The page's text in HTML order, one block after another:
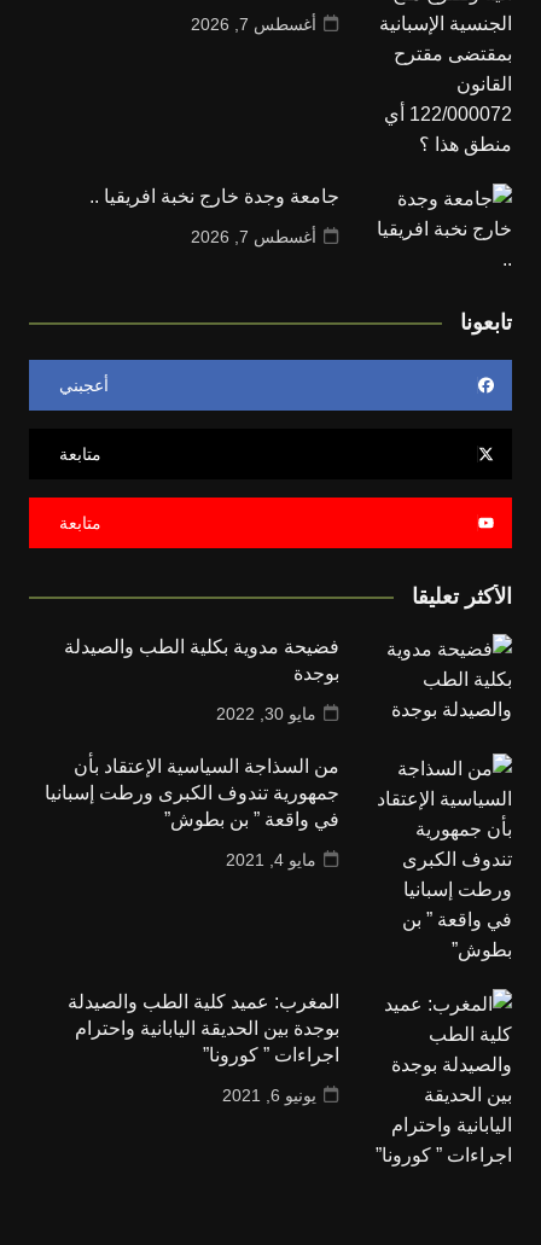
أغسطس 7, 2026
جامعة وجدة خارج نخبة افريقيا ..
أغسطس 7, 2026
تابعونا
أعجبني
متابعة
متابعة
الأكثر تعليقا
فضيحة مدوية بكلية الطب والصيدلة
بوجدة
مايو 30, 2022
من السذاجة السياسية الإعتقاد بأن
جمهورية تندوف الكبرى ورطت إسبانيا
في واقعة ” بن بطوش”
مايو 4, 2021
المغرب: عميد كلية الطب والصيدلة
بوجدة بين الحديقة اليابانية واحترام
اجراءات ” كورونا”
يونيو 6, 2021